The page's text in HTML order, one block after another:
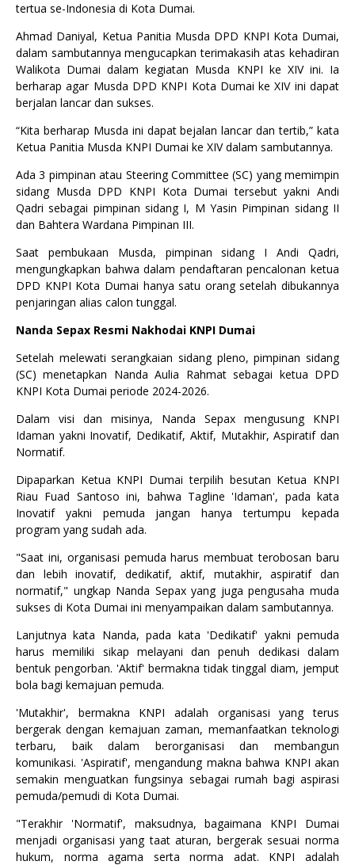
tertua se-Indonesia di Kota Dumai.
Ahmad Daniyal, Ketua Panitia Musda DPD KNPI Kota Dumai,
dalam sambutannya mengucapkan terimakasih atas kehadiran
Walikota Dumai dalam kegiatan Musda KNPI ke XIV ini. Ia
berharap agar Musda DPD KNPI Kota Dumai ke XIV ini dapat
berjalan lancar dan sukses.
“Kita berharap Musda ini dapat bejalan lancar dan tertib,” kata
Ketua Panitia Musda KNPI Dumai ke XIV dalam sambutannya.
Ada 3 pimpinan atau Steering Committee (SC) yang memimpin
sidang Musda DPD KNPI Kota Dumai tersebut yakni Andi
Qadri sebagai pimpinan sidang I, M Yasin Pimpinan sidang II
dan Bahtera Wardana Pimpinan III.
Saat pembukaan Musda, pimpinan sidang I Andi Qadri,
mengungkapkan bahwa dalam pendaftaran pencalonan ketua
DPD KNPI Kota Dumai hanya satu orang setelah dibukannya
penjaringan alias calon tunggal.
Nanda Sepax Resmi Nakhodai KNPI Dumai
Setelah melewati serangkaian sidang pleno, pimpinan sidang
(SC) menetapkan Nanda Aulia Rahmat sebagai ketua DPD
KNPI Kota Dumai periode 2024-2026.
Dalam visi dan misinya, Nanda Sepax mengusung KNPI
Idaman yakni Inovatif, Dedikatif, Aktif, Mutakhir, Aspiratif dan
Normatif.
Dipaparkan Ketua KNPI Dumai terpilih besutan Ketua KNPI
Riau Fuad Santoso ini, bahwa Tagline 'Idaman', pada kata
Inovatif yakni pemuda jangan hanya tertumpu kepada
program yang sudah ada.
"Saat ini, organisasi pemuda harus membuat terobosan baru
dan lebih inovatif, dedikatif, aktif, mutakhir, aspiratif dan
normatif," ungkap Nanda Sepax yang juga pengusaha muda
sukses di Kota Dumai ini menyampaikan dalam sambutannya.
Lanjutnya kata Nanda, pada kata 'Dedikatif' yakni pemuda
harus memiliki sikap melayani dan penuh dedikasi dalam
bentuk pengorban. 'Aktif' bermakna tidak tinggal diam, jemput
bola bagi kemajuan pemuda.
'Mutakhir', bermakna KNPI adalah organisasi yang terus
bergerak dengan kemajuan zaman, memanfaatkan teknologi
terbaru, baik dalam berorganisasi dan membangun
komunikasi. 'Aspiratif', mengandung makna bahwa KNPI akan
semakin menguatkan fungsinya sebagai rumah bagi aspirasi
pemuda/pemudi di Kota Dumai.
"Terakhir 'Normatif', maksudnya, bagaimana KNPI Dumai
menjadi organisasi yang taat aturan, bergerak sesuai norma
hukum, norma agama serta norma adat. KNPI adalah